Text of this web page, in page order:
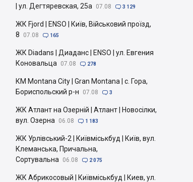
| ул. Дегтяревская, 25а
07.08  3 129
ЖК Fjord | ENSO | Київ, Військовий проїзд,
8
07.08  165
ЖК Diadans | Диаданс | ENSO | ул. Евгения
Коновальца
07.08  278
КМ Montana City | Gran Montana | с. Гора,
Бориспольский р-н
07.08  3
ЖК Атлант на Озерній | Атлант | Новосілки,
вул. Озерна
06.08  1 183
ЖК Урлівський-2 | Київміськбуд | Київ, вул.
Клеманська, Причальна,
Сортувальна
06.08  2 075
ЖК Абрикосовый | Київміськбуд | Киев, ул.